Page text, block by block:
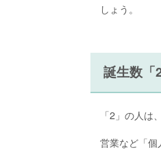
しょう。
誕生数「
「2」の人は
営業など「